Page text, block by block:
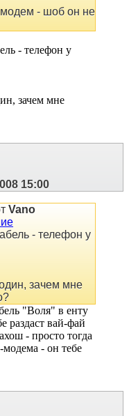
- шоб он не
- телефон у
зачем мне
15:00
Vano
- телефон у
зачем мне
"Воля" в енту
раздаст вай-фай
- просто тогда
- он тебе